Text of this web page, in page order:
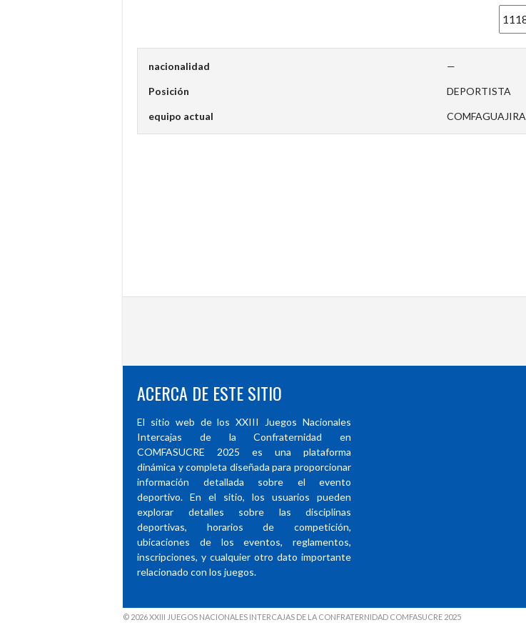
nacionalidad —
Posición DEPORTISTA
equipo actual COMFAGUAJIRA
ACERCA DE ESTE SITIO
El sitio web de los XXIII Juegos Nacionales
Intercajas de la Confraternidad en
COMFASUCRE 2025 es una plataforma
dinámica y completa diseñada para proporcionar
información detallada sobre el evento
deportivo. En el sitio, los usuarios pueden
explorar detalles sobre las disciplinas
deportivas, horarios de competición,
ubicaciones de los eventos, reglamentos,
inscripciones, y cualquier otro dato importante
relacionado con los juegos.
© 2026 XXIII JUEGOS NACIONALES INTERCAJAS DE LA CONFRATERNIDAD COMFASUCRE 2025